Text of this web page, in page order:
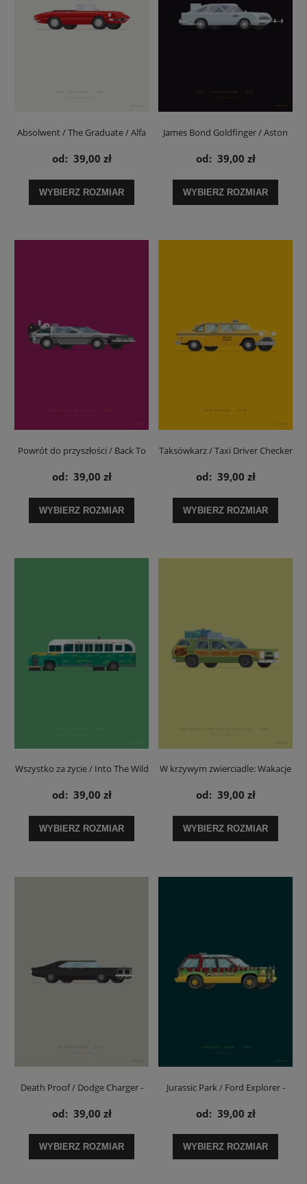
Absolwent / The Graduate / Alfa
Romeo 1600 Spider - plakat
od: 39,00 zł
WYBIERZ ROZMIAR
James Bond Goldfinger / Aston
Martin DB5 - plakat
od: 39,00 zł
WYBIERZ ROZMIAR
Powrót do przyszłości / Back To
The Future De Lorean DMC -
plakat
od: 39,00 zł
WYBIERZ ROZMIAR
Taksówkarz / Taxi Driver Checker
Cab - plakat
od: 39,00 zł
WYBIERZ ROZMIAR
Wszystko za życie / Into The Wild
Magic Bus - plakat
od: 39,00 zł
WYBIERZ ROZMIAR
W krzywym zwierciadle: Wakacje
/ National Lampoon's Vacation -
plakat
od: 39,00 zł
WYBIERZ ROZMIAR
Death Proof / Dodge Charger -
plakat
od: 39,00 zł
WYBIERZ ROZMIAR
Jurassic Park / Ford Explorer -
plakat
od: 39,00 zł
WYBIERZ ROZMIAR